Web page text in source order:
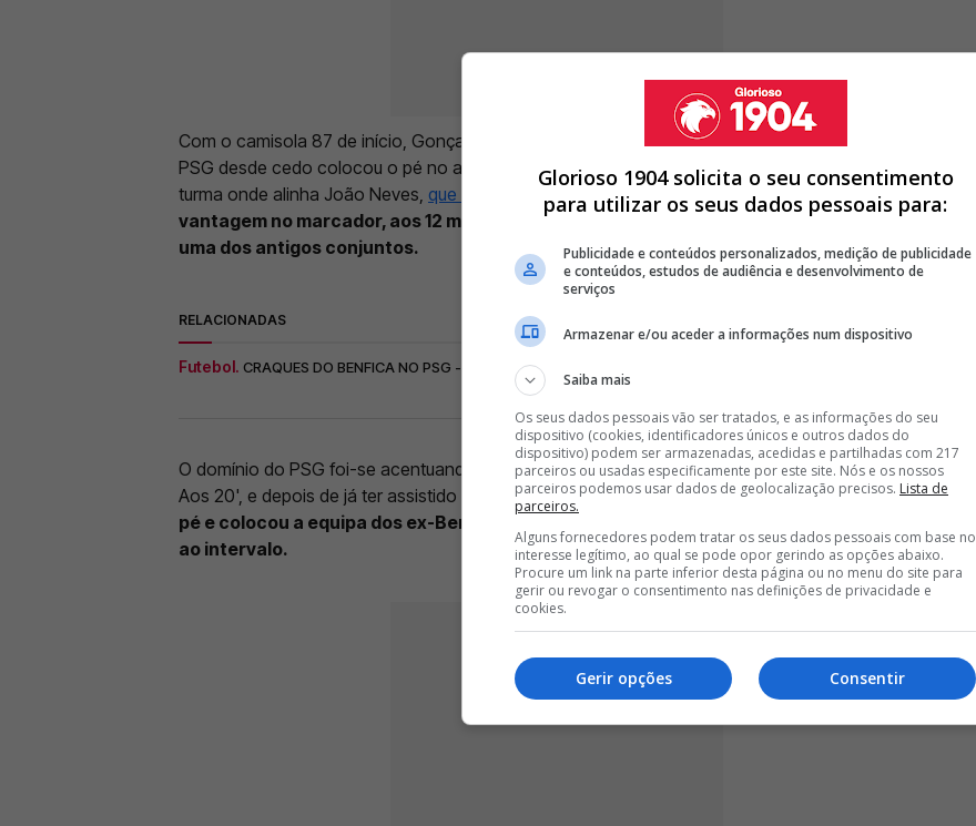
Com o camisola 87 de início, Gonçalo Ramos começou a partida no banco de suplentes, o
PSG desde cedo colocou o pé no acelerador, de forma a resolver a partida. Desta forma, a
turma onde alinha João Neves, que contou com presença especial nas bancadas
chegou à
vantagem no marcador, aos 12 minutos, por Achraf Hakimi, que desta forma marcou a
uma dos antigos conjuntos.
RELACIONADAS
Futebol. CRAQUES DO BENFICA NO PSG - INTER? DIAMANTINO MIRANDA ATIRA: “SENSÍVEL…”
< >
O domínio do PSG foi-se acentuando e a turma de Luis Enrique haveria de chegar ao segundo.
Aos 20', e depois de já ter assistido o internacional marroquino,Desire Doué fez o gosto ao
pé e colocou a equipa dos ex-Benfica a vencer por 2-0, resultado que se manteve até
ao intervalo.
Glorioso 1904 solicita o seu consentimento
para utilizar os seus dados pessoais para:
Publicidade e conteúdos personalizados, medição de publicidade
e conteúdos, estudos de audiência e desenvolvimento de
serviços
Armazenar e/ou aceder a informações num dispositivo
Saiba mais
Os seus dados pessoais vão ser tratados, e as informações do seu
dispositivo (cookies, identificadores únicos e outros dados do
dispositivo) podem ser armazenadas, acedidas e partilhadas com 217
parceiros ou usadas especificamente por este site. Nós e os nossos
parceiros podemos usar dados de geolocalização precisos. Lista de
parceiros.
Alguns fornecedores podem tratar os seus dados pessoais com base no
interesse legítimo, ao qual se pode opor gerindo as opções abaixo.
Procure um link na parte inferior desta página ou no menu do site para
gerir ou revogar o consentimento nas definições de privacidade e
cookies.
Consentir
Gerir opções